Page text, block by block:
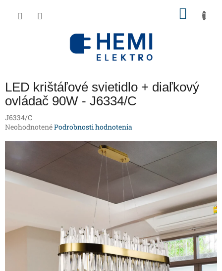
LED krištáľové svietidlo + diaľkový
ovládač 90W - J6334/C
J6334/C
Priemerné
z
5
NeohodnotenéPodrobnosti hodnotenia